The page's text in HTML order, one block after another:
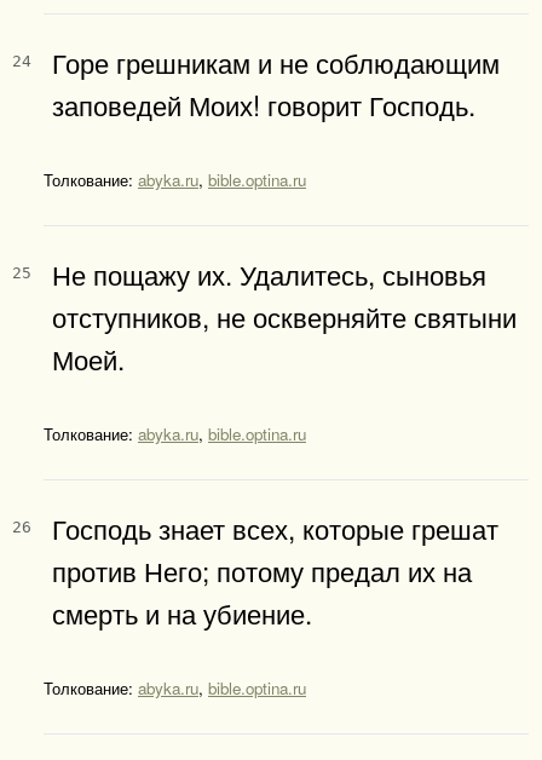
24
Горе грешникам и не соблюдающим
заповедей Моих! говорит Господь.
Толкование: abyka.ru, bible.optina.ru
25
Не пощажу их. Удалитесь, сыновья
отступников, не оскверняйте святыни
Моей.
Толкование: abyka.ru, bible.optina.ru
26
Господь знает всех, которые грешат
против Него; потому предал их на
смерть и на убиение.
Толкование: abyka.ru, bible.optina.ru